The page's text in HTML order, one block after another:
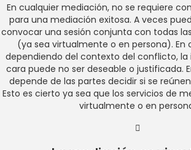
En cualquier mediación, no se requiere
para una mediación exitosa. A veces
convocar una sesión conjunta con todas
(ya sea virtualmente o en persona). En
dependiendo del contexto del conflicto,
cara puede no ser deseable o justificada.
depende de las partes decidir si se
Esto es cierto ya sea que los servicios de
virtualmente o en